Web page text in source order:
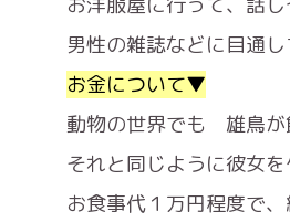
男性の雑誌などに目通
お金について▼
動物の世界でも 雄鳥が
それと同じように彼女
お食事代１万円程度で